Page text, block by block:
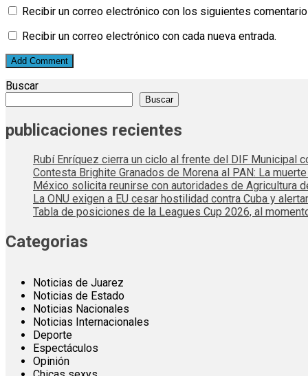
Recibir un correo electrónico con los siguientes
Recibir un correo electrónico con cada nueva entrada.
Buscar
Buscar
publicaciones recientes
Rubí Enríquez cierra un ciclo al frente del DIF Municipal
Contesta Brighite Granados de Morena al PAN: La
México solicita reunirse con autoridades de Agricultura
La ONU exigen a EU cesar hostilidad contra Cuba y
Tabla de posiciones de la Leagues Cup 2026, al
Categorias
Noticias de Juarez
Noticias de Estado
Noticias Nacionales
Noticias Internacionales
Deporte
Espectáculos
Opinión